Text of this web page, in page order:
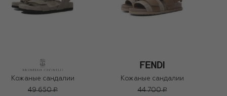
Кожаные сандалии
49 650 ₽
Кожаные сандалии
44 700 ₽